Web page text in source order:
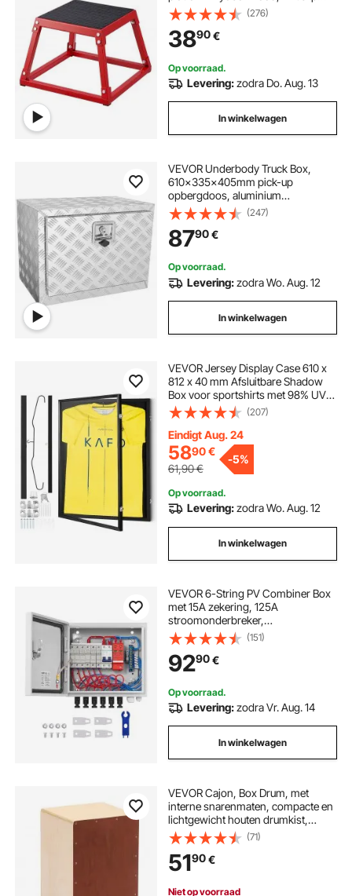
fitnessoefening Step-Up Box voor
thuistraining, conditionele
krachttraining, bilspieren,
dijbeentraining
(276)
3890€
Op voorraad.
Levering:zodra Do. Aug. 13
In winkelwagen
VEVOR Underbody Truck Box,
610x335x405mm pick-up
opbergdoos, aluminium
gereedschapskist met slot en
sleutels, waterdichte trailer
gereedschapskist voor
vrachtwagens, bestelwagens,
aanhangwagens enz.
(247)
8790€
Op voorraad.
Levering:zodra Wo. Aug. 12
In winkelwagen
VEVOR Jersey Display Case 610 x
812 x 40 mm Afsluitbare Shadow
Box voor sportshirts met 98% UV-
bescherming PC-glas en hangers,
voor honkbal-, basketbal-,
voetbal-, hockeyshirts en
uniformen, zwart
(207)
Eindigt Aug. 24
5890€
61,90€
-5%
Op voorraad.
Levering:zodra Wo. Aug. 12
In winkelwagen
VEVOR 6-String PV Combiner Box
met 15A zekering, 125A
stroomonderbreker,
bliksemafleider en zonneconnector,
stalen behuizing voor on-/off-grid
zonnepaneelsysteem, IP65
(151)
9290€
Op voorraad.
Levering:zodra Vr. Aug. 14
In winkelwagen
VEVOR Cajon, Box Drum, met
interne snarenmaten, compacte en
lichtgewicht houten drumkist,
drummuziekinstrument met
siliconen voetjes, afgeronde
randen, voor beginners en
professionals, 255 x 255 x 380 mm
(71)
5190€
Niet op voorraad